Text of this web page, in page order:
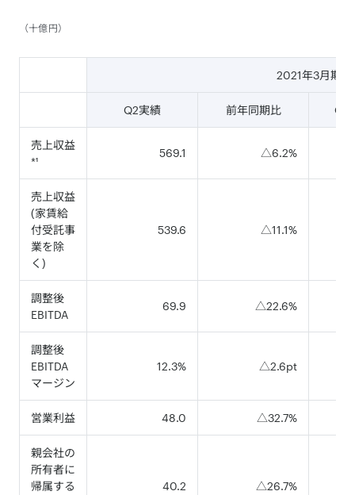
（十億円）
2021年3月期
Q2実績 前年同期比 Q2
売上収益
*¹
569.1 △6.2%
売上収益
(家賃給
付受託事
業を除
く)
539.6 △11.1%
調整後
EBITDA
69.9 △22.6%
調整後
EBITDA
マージン
12.3% △2.6pt
営業利益 48.0 △32.7%
親会社の
所有者に
帰属する
40.2 △26.7%